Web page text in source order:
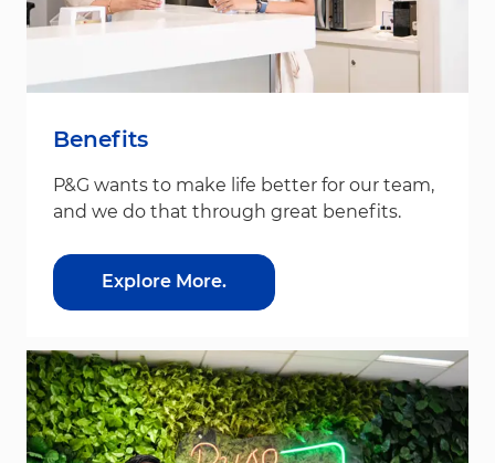
Benefits
P&G wants to make life better for our team,
and we do that through great benefits.
Explore More.